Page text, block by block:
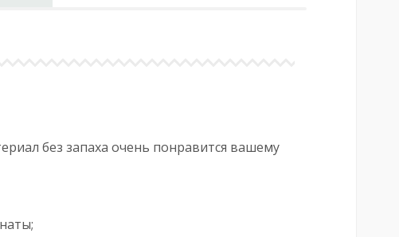
без запаха очень понравится вашему